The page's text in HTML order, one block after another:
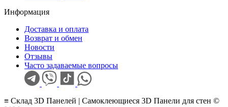
Информация
Доставка и оплата
Возврат и обмен
Новости
Отзывы
Часто задаваемые вопросы
≡ Склад 3D Панелей | Самоклеющиеся 3D Панели для стен ©